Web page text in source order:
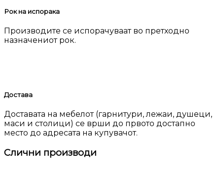
Рок на испорака
Производите се испорачуваат во претходно
назначениот рок.
Достава
Доставата на мебелот (гарнитури, лежаи, душеци,
маси и столици) се врши до првото достапно
место до адресата на купувачот.
Слични производи